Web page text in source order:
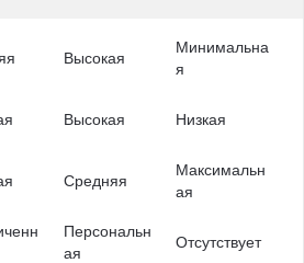
Высокая
Минимальна
я
Высокая Низкая
Средняя
Максимальн
ая
Персональн
ая
Отсутствует